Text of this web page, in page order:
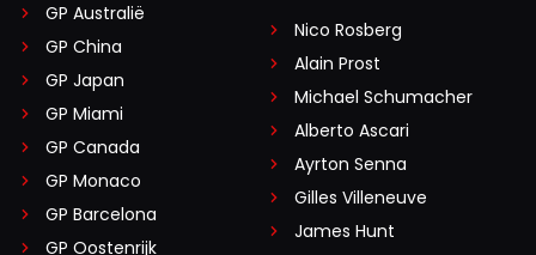
GP Australië
GP China
GP Japan
GP Miami
GP Canada
GP Monaco
GP Barcelona
GP Oostenrijk
Nico Rosberg
Alain Prost
Michael Schumacher
Alberto Ascari
Ayrton Senna
Gilles Villeneuve
James Hunt